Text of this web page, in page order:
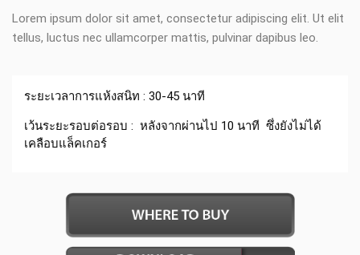
Lorem ipsum dolor sit amet, consectetur adipiscing elit. Ut elit
tellus, luctus nec ullamcorper mattis, pulvinar dapibus leo.
ระยะเวลาการแห้งสนิท : 30-45 นาที
เว้นระยะรอบต่อรอบ : หลังจากผ่านไป 10 นาที ซึ่งยังไม่ได้
เคลือบแล็คเกอร์